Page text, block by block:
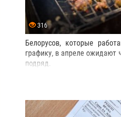
316
Белорусов, которые
графику, в апреле ожидают
подряд.